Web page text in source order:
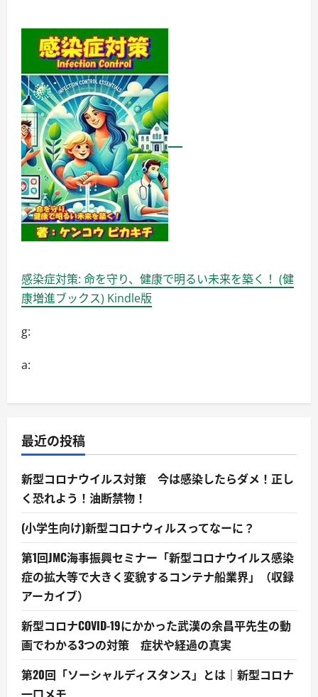
感染症対策: 命を守り、健康で明るい未来を築く！ (健
康増進ブックス) Kindle版
g:
a:
最近の投稿
新型コロナウイルス対策 今は感染したらダメ！正し
く恐れよう！油断禁物！
(小学生向け)新型コロナウィルスってなーに？
第1回JMC海事振興セミナー「新型コロナウイルス感染
症の拡大等で大きく変貌するコンテナ船業界」（収録
アーカイブ）
新型コロナCOVID-19にかかった武漢の余昌平先生の動
画でわかる3つの対策 症状や経過の真実
第20回「ソーシャルディスタンス」とは｜新型コロナ
一口メモ